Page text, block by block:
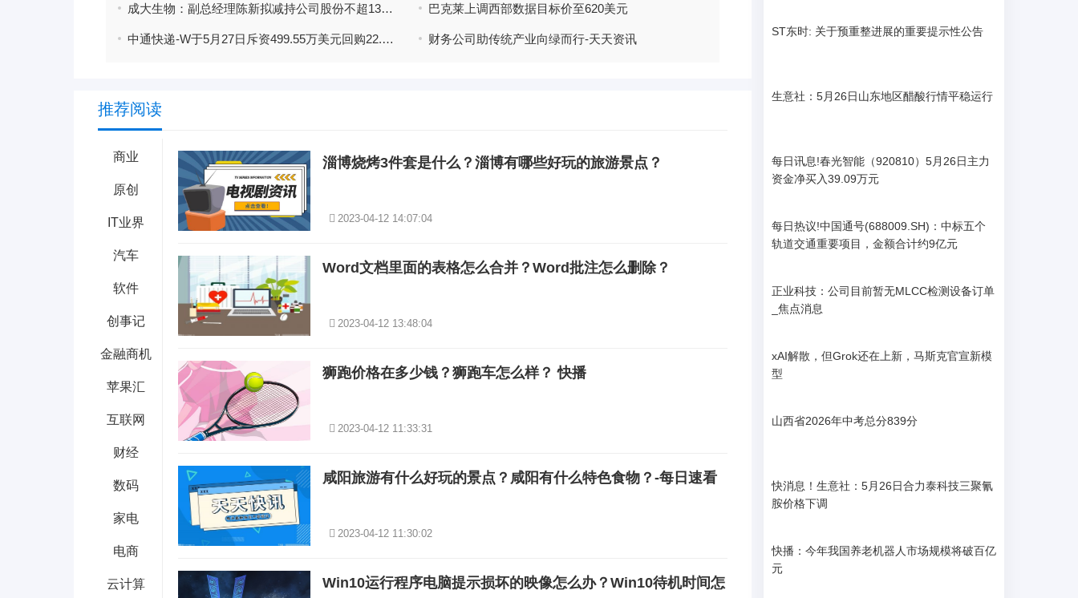
成大生物：副总经理陈新拟减持公司股份不超13.1万股|看点 巴克莱上调西部数据目标价至620美元
中通快递-W于5月27日斥资499.55万美元回购22.2万股|今日热门 财务公司助传统产业向绿而行-天天资讯
推荐阅读
商业
原创
IT业界
汽车
软件
创事记
金融商机
苹果汇
互联网
财经
数码
家电
电商
云计算
淄博烧烤3件套是什么？淄博有哪些好玩的旅游景点？
2023-04-12 14:07:04
Word文档里面的表格怎么合并？Word批注怎么删除？
2023-04-12 13:48:04
狮跑价格在多少钱？狮跑车怎么样？ 快播
2023-04-12 11:33:31
咸阳旅游有什么好玩的景点？咸阳有什么特色食物？-每日速看
2023-04-12 11:30:02
Win10运行程序电脑提示损坏的映像怎么办？Win10待机时间怎
ST东时: 关于预重整进展的重要提示性公告
生意社：5月26日山东地区醋酸行情平稳运行
每日讯息!春光智能（920810）5月26日主力
资金净买入39.09万元
每日热议!中国通号(688009.SH)：中标五个
轨道交通重要项目，金额合计约9亿元
正业科技：公司目前暂无MLCC检测设备订单
_焦点消息
xAI解散，但Grok还在上新，马斯克官宣新模
型
山西省2026年中考总分839分
快消息！生意社：5月26日合力泰科技三聚氰
胺价格下调
快播：今年我国养老机器人市场规模将破百亿
元